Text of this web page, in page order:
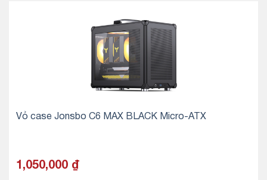
Vỏ case Jonsbo C6 MAX BLACK Micro-ATX
1,050,000 ₫